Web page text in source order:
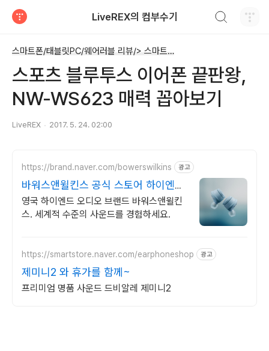
LiveREX의 컴부수기
스마트폰/태블릿PC/웨어러블 리뷰/> 스마트폰&태블릿PC 액세서리
스포츠 블루투스 이어폰 끝판왕,
NW-WS623 매력 꼽아보기
LiveREX 2017. 5. 24. 02:00
https://brand.naver.com/bowerswilkins 광고
바워스앤윌킨스 공식 스토어 하이엔드
명품 오디오
영국 하이엔드 오디오 브랜드 바워스앤윌킨
스. 세계적 수준의 사운드를 경험하세요.
https://smartstore.naver.com/earphoneshop 광고
제미니2 와 휴가를 함께~
프리미엄 명품 사운드 드비알레 제미니2